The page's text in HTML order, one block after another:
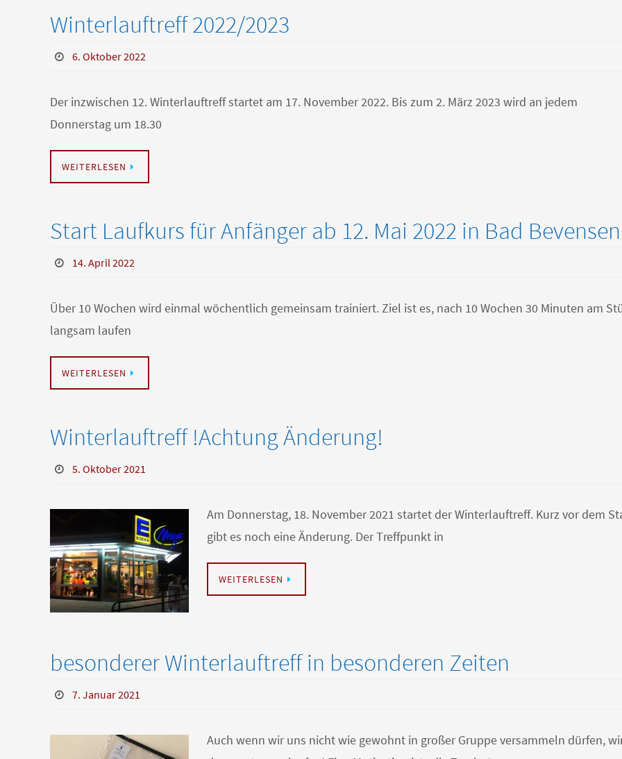
Winterlauftreff 2022/2023
6. Oktober 2022
Der inzwischen 12. Winterlauftreff startet am 17. November 2022. Bis zum 2. März 2023 wird an jedem
Donnerstag um 18.30
WEITERLESEN
Start Laufkurs für Anfänger ab 12. Mai 2022 in Bad Bevensen
14. April 2022
Über 10 Wochen wird einmal wöchentlich gemeinsam trainiert. Ziel ist es, nach 10 Wochen 30 Minuten am
langsam laufen
WEITERLESEN
Winterlauftreff !Achtung Änderung!
5. Oktober 2021
Am Donnerstag, 18. November 2021 startet der Winterlauftreff. Kurz vor dem
gibt es noch eine Änderung. Der Treffpunkt in
WEITERLESEN
besonderer Winterlauftreff in besonderen Zeiten
7. Januar 2021
Auch wenn wir uns nicht wie gewohnt in großer Gruppe versammeln dürfen,